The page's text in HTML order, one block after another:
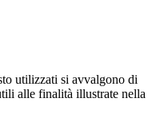
utilizzati si avvalgono di
alle finalità illustrate nella